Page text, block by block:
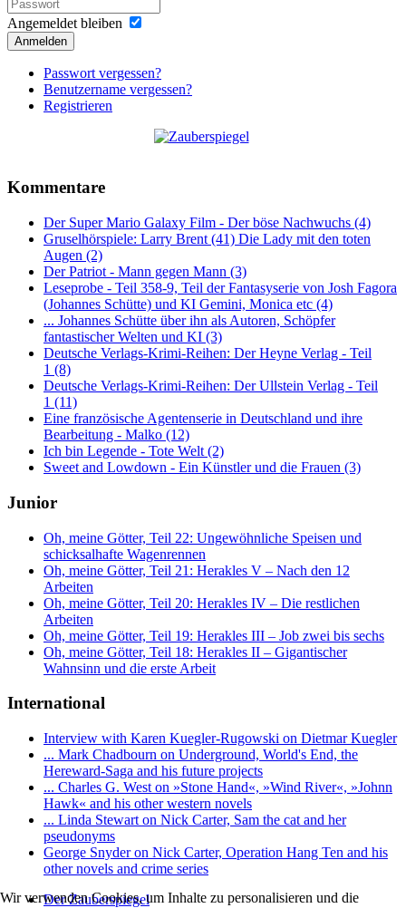
Angemeldet bleiben
Anmelden
Passwort vergessen?
Benutzername vergessen?
Registrieren
Kommentare
Der Super Mario Galaxy Film - Der böse Nachwuchs (4)
Gruselhörspiele: Larry Brent (41) Die Lady mit den toten
Augen (2)
Der Patriot - Mann gegen Mann (3)
Leseprobe - Teil 358-9, Teil der Fantasyserie von Josh Fagora
(Johannes Schütte) und KI Gemini, Monica etc (4)
... Johannes Schütte über ihn als Autoren, Schöpfer
fantastischer Welten und KI (3)
Deutsche Verlags-Krimi-Reihen: Der Heyne Verlag - Teil
1 (8)
Deutsche Verlags-Krimi-Reihen: Der Ullstein Verlag - Teil
1 (11)
Eine französische Agentenserie in Deutschland und ihre
Bearbeitung - Malko (12)
Ich bin Legende - Tote Welt (2)
Sweet and Lowdown - Ein Künstler und die Frauen (3)
Junior
Oh, meine Götter, Teil 22: Ungewöhnliche Speisen und
schicksalhafte Wagenrennen
Oh, meine Götter, Teil 21: Herakles V – Nach den 12
Arbeiten
Oh, meine Götter, Teil 20: Herakles IV – Die restlichen
Arbeiten
Oh, meine Götter, Teil 19: Herakles III – Job zwei bis sechs
Oh, meine Götter, Teil 18: Herakles II – Gigantischer
Wahnsinn und die erste Arbeit
International
Interview with Karen Kuegler-Rugowski on Dietmar Kuegler
... Mark Chadbourn on Underground, World's End, the
Hereward-Saga and his future projects
... Charles G. West on »Stone Hand«, »Wind River«, »Johnn
Hawk« and his other western novels
... Linda Stewart on Nick Carter, Sam the cat and her
pseudonyms
George Snyder on Nick Carter, Operation Hang Ten and his
other novels and crime series
Der Zauberspiegel
Wir verwenden Cookies, um Inhalte zu personalisieren und die